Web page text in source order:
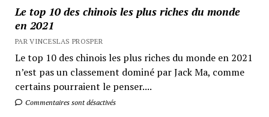
Le top 10 des chinois les plus riches du monde
en 2021
PAR VINCESLAS PROSPER
Le top 10 des chinois les plus riches du monde en 2021
n’est pas un classement dominé par Jack Ma, comme
certains pourraient le penser....
Commentaires sont désactivés